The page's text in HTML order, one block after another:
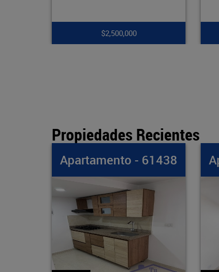
$7,900,000
Propiedades Recientes
Apartamento - 61437